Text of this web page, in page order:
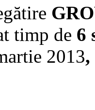
timp de 6
2013,